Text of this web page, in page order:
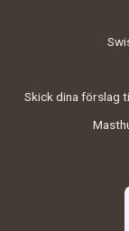
Skick dina förslag